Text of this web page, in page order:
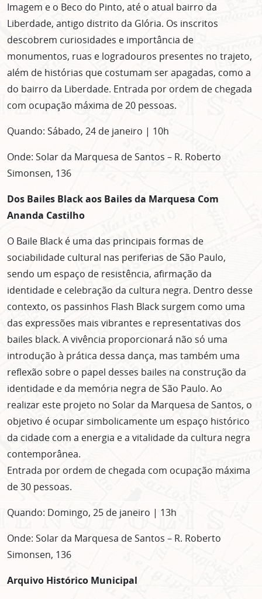
Imagem e o Beco do Pinto, até o atual bairro da
Liberdade, antigo distrito da Glória. Os inscritos
descobrem curiosidades e importância de
monumentos, ruas e logradouros presentes no trajeto,
além de histórias que costumam ser apagadas, como a
do bairro da Liberdade. Entrada por ordem de chegada
com ocupação máxima de 20 pessoas.
Quando: Sábado, 24 de janeiro | 10h
Onde: Solar da Marquesa de Santos – R. Roberto
Simonsen, 136
Dos Bailes Black aos Bailes da Marquesa Com
Ananda Castilho
O Baile Black é uma das principais formas de
sociabilidade cultural nas periferias de São Paulo,
sendo um espaço de resistência, afirmação da
identidade e celebração da cultura negra. Dentro desse
contexto, os passinhos Flash Black surgem como uma
das expressões mais vibrantes e representativas dos
bailes black. A vivência proporcionará não só uma
introdução à prática dessa dança, mas também uma
reflexão sobre o papel desses bailes na construção da
identidade e da memória negra de São Paulo. Ao
realizar este projeto no Solar da Marquesa de Santos, o
objetivo é ocupar simbolicamente um espaço histórico
da cidade com a energia e a vitalidade da cultura negra
contemporânea.
Entrada por ordem de chegada com ocupação máxima
de 30 pessoas.
Quando: Domingo, 25 de janeiro | 13h
Onde: Solar da Marquesa de Santos – R. Roberto
Simonsen, 136
Arquivo Histórico Municipal